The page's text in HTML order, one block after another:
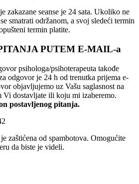
zakazane seanse je 24 sata. Ukoliko ne
smatrati održanom, a svoj sledeći termin
termin platite.
PUTEM E-MAIL-a
psihologa/psihoterapeuta takođe
odgovor je 24 h od trenutka prijema e-
objavljujemo uz Vašu saglasnost na
Vi dostavljate ili koju mi izaberemo.
postavljenog pitanja.
zaštićena od spambotova. Omogućite
da biste je videli.